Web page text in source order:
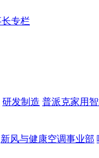
专栏
研发制造 普派克家用
新风与健康空调事业部